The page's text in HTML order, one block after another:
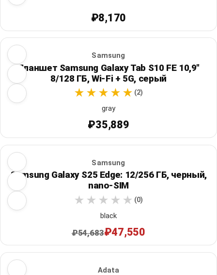
₽8,170
Samsung
Планшет Samsung Galaxy Tab S10 FE 10,9"
8/128 ГБ, Wi‑Fi + 5G, серый
(2)
gray
₽35,889
Samsung
Samsung Galaxy S25 Edge: 12/256 ГБ, черный,
nano-SIM
(0)
black
₽54,683₽47,550
Adata